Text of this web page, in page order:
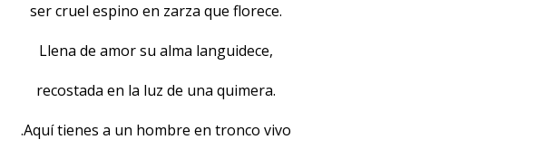
ser cruel espino en zarza que florece.
Llena de amor su alma languidece,
recostada en la luz de una quimera.
.Aquí tienes a un hombre en tronco vivo